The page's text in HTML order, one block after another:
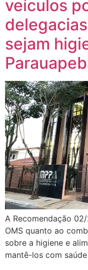
veículos
sejam
A Recomendação
OMS quanto ao
sobre a higiene e
mantê-los com